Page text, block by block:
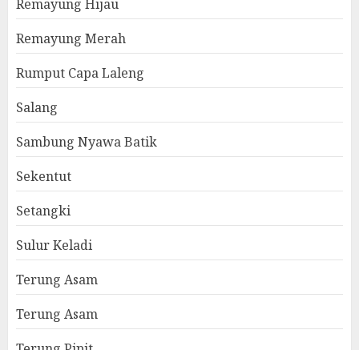
Remayung Hijau
Remayung Merah
Rumput Capa Laleng
Salang
Sambung Nyawa Batik
Sekentut
Setangki
Sulur Keladi
Terung Asam
Terung Asam